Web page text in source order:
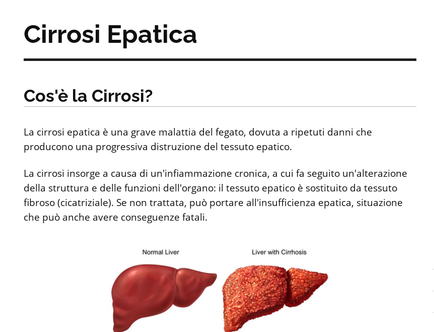
Cirrosi Epatica
Cos'è la Cirrosi?
La cirrosi epatica è una grave malattia del fegato, dovuta a ripetuti danni che
producono una progressiva distruzione del tessuto epatico.
La cirrosi insorge a causa di un'infiammazione cronica, a cui fa seguito un'alterazione
della struttura e delle funzioni dell'organo: il tessuto epatico è sostituito da tessuto
fibroso (cicatriziale). Se non trattata, può portare all'insufficienza epatica, situazione
che può anche avere conseguenze fatali.